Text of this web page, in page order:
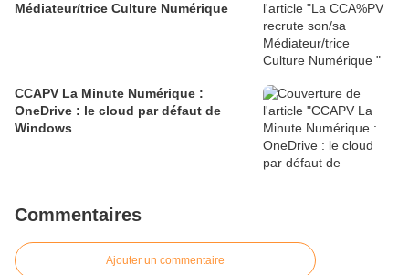
Médiateur/trice Culture Numérique
CCAPV La Minute Numérique :
OneDrive : le cloud par défaut de
Windows​​​​​​​
Commentaires
Ajouter un commentaire